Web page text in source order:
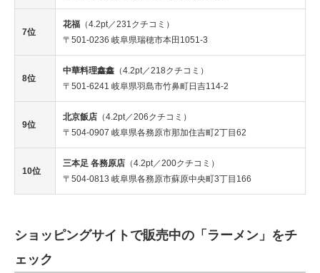
7位
花福 （4.2pt／231クチコミ）
〒501-0236 岐阜県瑞穂市本田1051-3
8位
中華料理鑫鑫 （4.2pt／218クチコミ）
〒501-6241 岐阜県羽島市竹鼻町日吉114-2
9位
北京飯店 （4.2pt／206クチコミ）
〒504-0907 岐阜県各務原市那加住吉町2丁目62
10位
三本足 各務原店 （4.2pt／200クチコミ）
〒504-0813 岐阜県各務原市蘇原中央町3丁目166
ショッピングサイトで販売中の「ラーメン」をチ
ェック